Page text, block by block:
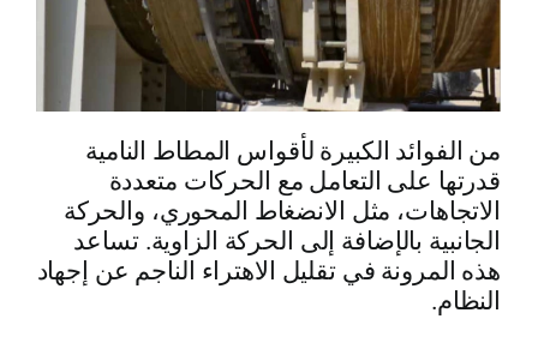
من الفوائد الكبيرة لأقواس المطاط النامية
قدرتها على التعامل مع الحركات متعددة
الاتجاهات، مثل الانضغاط المحوري، والحركة
الجانبية بالإضافة إلى الحركة الزاوية. تساعد
هذه المرونة في تقليل الاهتراء الناجم عن إجهاد
النظام.